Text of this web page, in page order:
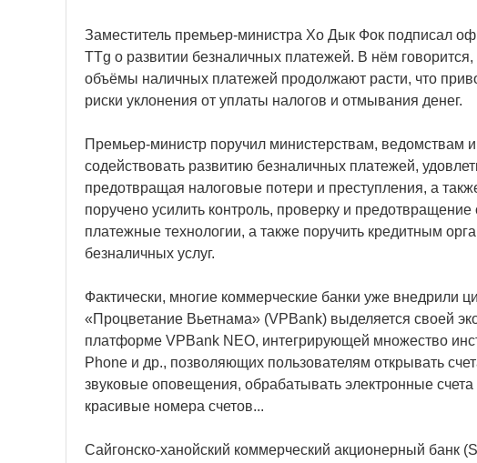
Заместитель премьер-министра Хо Дык Фок подписал
TTg о развитии безналичных платежей. В нём
объёмы наличных платежей продолжают расти, что
риски уклонения от уплаты налогов и отмывания денег.
Премьер-министр поручил министерствам, ведомствам
содействовать развитию безналичных платежей,
предотвращая налоговые потери и преступления, а
поручено усилить контроль, проверку и
платежные технологии, а также поручить кредитным
безналичных услуг.
Фактически, многие коммерческие банки уже
«Процветание Вьетнама» (VPBank) выделяется своей
платформе VPBank NEO, интегрирующей множество
Phone и др., позволяющих пользователям открывать
звуковые оповещения, обрабатывать электронные
красивые номера счетов...
Сайгонско-ханойский коммерческий акционерный банк